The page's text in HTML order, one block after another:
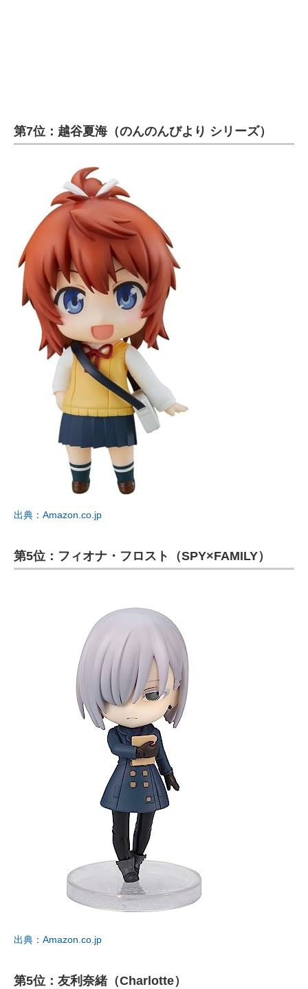
第7位：越谷夏海（のんのんびより シリーズ）
出典：Amazon.co.jp
第5位：フィオナ・フロスト（SPY×FAMILY）
出典：Amazon.co.jp
第5位：友利奈緒（Charlotte）